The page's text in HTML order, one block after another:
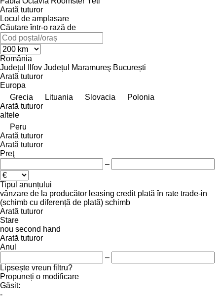
Arată tuturor
Locul de amplasare
Căutare într-o rază de
România
Județul Ilfov Județul Maramureş București
Arată tuturor
Europa
Grecia
Lituania Slovacia
Polonia
Arată tuturor
altele
Peru
Arată tuturor
Arată tuturor
Preţ
–
Tipul anunțului
vânzare de la producător leasing credit plată în rate trade-in
(schimb cu diferență de plată) schimb
Arată tuturor
Stare
nou second hand
Arată tuturor
Anul
–
Lipsește vreun filtru?
Propuneți o modificare
Găsit:
-